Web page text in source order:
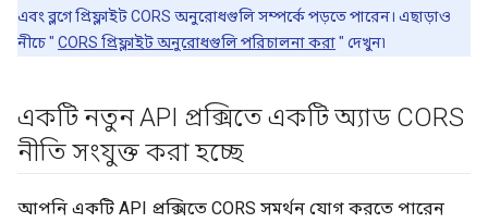
এবং ব্লগে প্রিফ্লাইট CORS অনুরোধগুলি সম্পর্কে পড়তে পারেন। এছাড়াও
নীচে " CORS প্রিফ্লাইট অনুরোধগুলি পরিচালনা করা" দেখুন৷
একটি নতুন API প্রক্সিতে একটি অ্যাড CORS
নীতি সংযুক্ত করা হচ্ছে
আপনি একটি API প্রক্সিতে CORS সমর্থন যোগ করতে পারেন